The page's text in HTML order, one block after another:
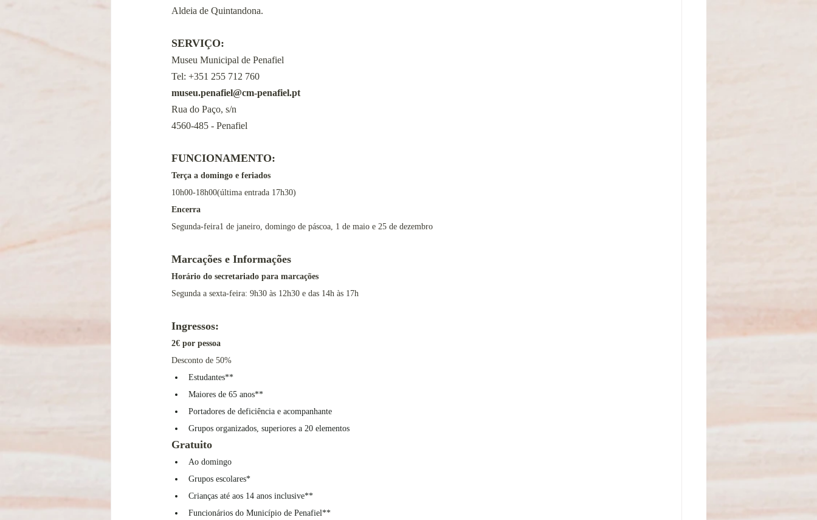
Aldeia de Quintandona.
SERVIÇO:
Museu Municipal de Penafiel
Tel: +351 255 712 760
museu.penafiel@cm-penafiel.pt
Rua do Paço, s/n
4560-485 - Penafiel
FUNCIONAMENTO:
Terça a domingo e feriados
10h00-18h00(última entrada 17h30)
Encerra
Segunda-feira1 de janeiro, domingo de páscoa, 1 de maio e 25 de dezembro
Marcações e Informações
Horário do secretariado para marcações
Segunda a sexta-feira: 9h30 às 12h30 e das 14h às 17h
Ingressos:
2€ por pessoa
Desconto de 50%
Estudantes**
Maiores de 65 anos**
Portadores de deficiência e acompanhante
Grupos organizados, superiores a 20 elementos
Gratuito
Ao domingo
Grupos escolares*
Crianças até aos 14 anos inclusive**
Funcionários do Município de Penafiel**